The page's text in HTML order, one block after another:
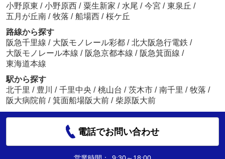
小野原東 / 小野原西 / 粟生新家 / 水尾 / 今宮 / 東泉丘 /
五月が丘南 / 牧落 / 船場西 / 桜ケ丘
路線から探す
阪急千里線 / 大阪モノレール彩都 / 北大阪急行電鉄 /
大阪モノレール本線 / 阪急京都本線 / 阪急箕面線 /
東海道本線
駅から探す
北千里 / 豊川 / 千里中央 / 桃山台 / 茨木市 / 南千里 / 牧落 /
阪大病院前 / 箕面船場阪大前 / 柴原阪大前
電話でお問い合わせ